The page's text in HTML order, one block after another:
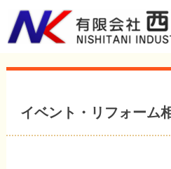
イベント・リフォーム